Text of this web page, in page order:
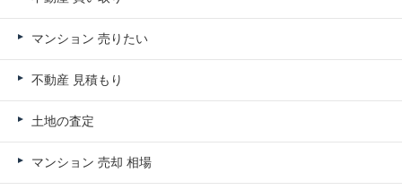
マンション 売りたい
不動産 見積もり
土地の査定
マンション 売却 相場